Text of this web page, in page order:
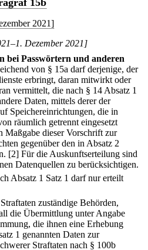
15b
2021]
Dezember 2021]
bei Passwörtern und anderen
von § 15a darf derjenige, der
erbringt, daran mitwirkt oder
vermittelt, die nach § 14 Absatz 1
Daten, mittels derer der
Speichereinrichtungen, die in
räumlich getrennt eingesetzt
Maßgabe dieser Vorschrift zur
gegenüber den in Absatz 2
[2] Für die Auskunftserteilung sind
Datenquellen zu berücksichtigen.
Absatz 1 Satz 1 darf nur erteilt
zuständige Behörden,
die Übermittlung unter Angabe
die ihnen eine Erhebung
1 genannten Daten zur
Straftaten nach § 100b